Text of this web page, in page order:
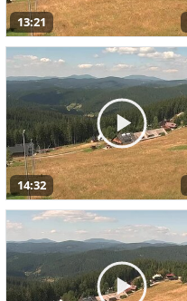
13:21
14:32